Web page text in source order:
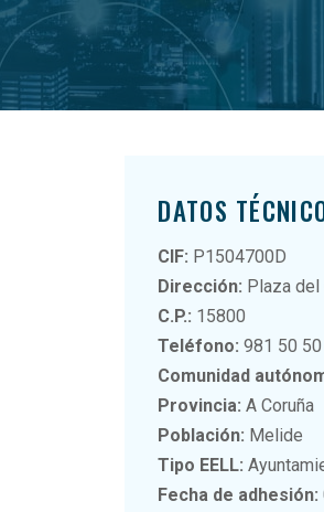
DATOS
CIF: P1504700D
Dirección: Plaza del
C.P.: 15800
Teléfono: 981 50 50
Comunidad
Provincia: A Coruña
Población: Melide
Tipo EELL:
Fecha de adhesión: